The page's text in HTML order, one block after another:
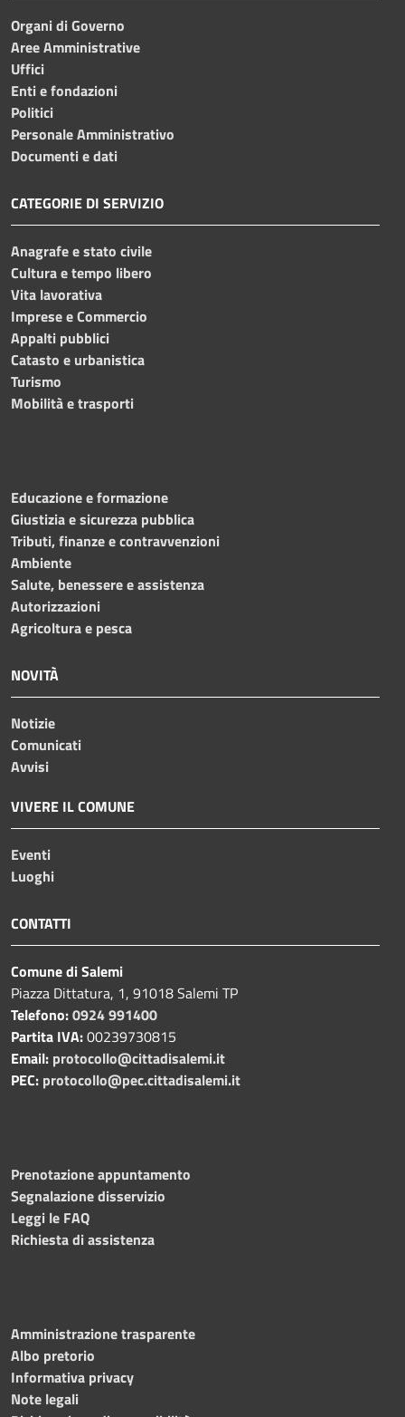
Organi di Governo
Aree Amministrative
Uffici
Enti e fondazioni
Politici
Personale Amministrativo
Documenti e dati
CATEGORIE DI SERVIZIO
Anagrafe e stato civile
Cultura e tempo libero
Vita lavorativa
Imprese e Commercio
Appalti pubblici
Catasto e urbanistica
Turismo
Mobilità e trasporti
Educazione e formazione
Giustizia e sicurezza pubblica
Tributi, finanze e contravvenzioni
Ambiente
Salute, benessere e assistenza
Autorizzazioni
Agricoltura e pesca
NOVITÀ
Notizie
Comunicati
Avvisi
VIVERE IL COMUNE
Eventi
Luoghi
CONTATTI
Comune di Salemi
Piazza Dittatura, 1, 91018 Salemi TP
Telefono:0924 991400
Partita IVA:00239730815
Email: protocollo@cittadisalemi.it
PEC: protocollo@pec.cittadisalemi.it
Prenotazione appuntamento
Segnalazione disservizio
Leggi le FAQ
Richiesta di assistenza
Amministrazione trasparente
Albo pretorio
Informativa privacy
Note legali